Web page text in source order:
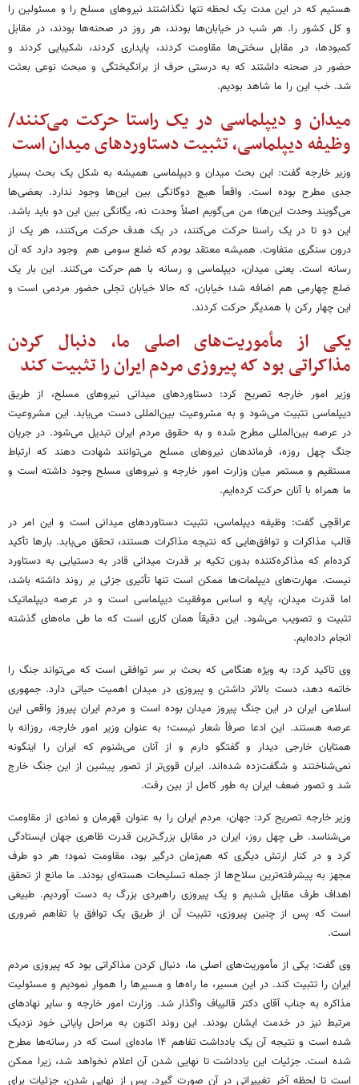
هستیم که در این مدت یک لحظه تنها نگذاشتند نیروهای مسلح را و مسئولین را
و کل کشور را. هر شب در خیابان‌ها بودند، هر روز در صحنه‌ها بودند، در مقابل
کمبودها، در مقابل سختی‌ها مقاومت کردند، پایداری کردند، شکیبایی کردند و
حضور در صحنه داشتند که به درستی حرف از برانگیختگی و مبحث نوعی بعثت
شد. خب این را ما شاهد بودیم.
میدان و دیپلماسی در یک راستا حرکت می‌کنند/
وظیفه دیپلماسی، تثبیت دستاوردهای میدان است
وزیر خارجه گفت: این بحث میدان و دیپلماسی همیشه به شکل یک بحث بسیار
جدی مطرح بوده است. واقعاً هیچ دوگانگی بین این‌ها وجود ندارد. بعضی‌ها
می‌گویند وحدت این‌ها؛ من می‌گویم اصلاً وحدت نه، یگانگی بین این دو باید باشد.
این دو تا در یک راستا حرکت می‌کنند، در یک هدف حرکت می‌کنند، هر یک از
درون سنگری متفاوت. همیشه معتقد بودم که ضلع سومی هم وجود دارد که آن
رسانه است. یعنی میدان، دیپلماسی و رسانه با هم حرکت می‌کنند. این بار یک
ضلع چهارمی هم اضافه شد؛ خیابان، که حالا خیابان تجلی حضور مردمی است و
این چهار رکن با همدیگر حرکت کردند.
یکی از مأموریت‌های اصلی ما، دنبال کردن
مذاکراتی بود که پیروزی مردم ایران را تثبیت کند
وزیر امور خارجه تصریح کرد: دستاوردهای میدانی نیروهای مسلح، از طریق
دیپلماسی تثبیت می‌شود و به مشروعیت بین‌المللی دست می‌یابد. این مشروعیت
در عرصه بین‌المللی مطرح شده و به حقوق مردم ایران تبدیل می‌شود. در جریان
جنگ چهل روزه، فرماندهان نیروهای مسلح می‌توانند شهادت دهند که ارتباط
مستقیم و مستمر میان وزارت امور خارجه و نیروهای مسلح وجود داشته است و
ما همراه با آنان حرکت کرده‌ایم.
عراقچی گفت: وظیفه دیپلماسی، تثبیت دستاوردهای میدانی است و این امر در
قالب مذاکرات و توافق‌هایی که نتیجه مذاکرات هستند، تحقق می‌یابد. بارها تأکید
کرده‌ام که مذاکره‌کننده بدون تکیه بر قدرت میدانی قادر به دستیابی به دستاورد
نیست. مهارت‌های دیپلمات‌ها ممکن است تنها تأثیری جزئی بر روند داشته باشد،
اما قدرت میدان، پایه و اساس موفقیت دیپلماسی است و در عرصه دیپلماتیک
تثبیت و تصویب می‌شود. این دقیقاً همان کاری است که ما طی ماه‌های گذشته
انجام داده‌ایم.
وی تاکید کرد: به ویژه هنگامی که بحث بر سر توافقی است که می‌تواند جنگ را
خاتمه دهد، دست بالاتر داشتن و پیروزی در میدان اهمیت حیاتی دارد. جمهوری
اسلامی ایران در این جنگ پیروز میدان بوده است و مردم ایران پیروز واقعی این
عرصه هستند. این ادعا صرفاً شعار نیست؛ به عنوان وزیر امور خارجه، روزانه با
همتایان خارجی دیدار و گفتگو دارم و از آنان می‌شنوم که ایران را اینگونه
نمی‌شناختند و شگفت‌زده شده‌اند. ایران قوی‌تر از تصور پیشین از این جنگ خارج
شد و تصور ضعف ایران به طور کامل از بین رفت.
وزیر خارجه تصریح کرد: جهان، مردم ایران را به عنوان قهرمان و نمادی از مقاومت
می‌شناسد. طی چهل روز، ایران در مقابل بزرگ‌ترین قدرت ظاهری جهان ایستادگی
کرد و در کنار ارتش دیگری که هم‌زمان درگیر بود، مقاومت نمود؛ هر دو طرف
مجهز به پیشرفته‌ترین سلاح‌ها از جمله تسلیحات هسته‌ای بودند. ما مانع از تحقق
اهداف طرف مقابل شدیم و یک پیروزی راهبردی بزرگ به دست آوردیم. طبیعی
است که پس از چنین پیروزی، تثبیت آن از طریق یک توافق یا تفاهم ضروری
است.
وی گفت: یکی از مأموریت‌های اصلی ما، دنبال کردن مذاکراتی بود که پیروزی مردم
ایران را تثبیت کند. در این مسیر، ما راه‌ها و مسیرها را هموار نمودیم و مسئولیت
مذاکره به جناب آقای دکتر قالیباف واگذار شد. وزارت امور خارجه و سایر نهادهای
مرتبط نیز در خدمت ایشان بودند. این روند اکنون به مراحل پایانی خود نزدیک
شده است و نتیجه آن یک یادداشت تفاهم ۱۴ ماده‌ای است که در رسانه‌ها مطرح
شده است. جزئیات این یادداشت تا نهایی شدن آن اعلام نخواهد شد، زیرا ممکن
است تا لحظه آخر تغییراتی در آن صورت گیرد. پس از نهایی شدن، جزئیات برای